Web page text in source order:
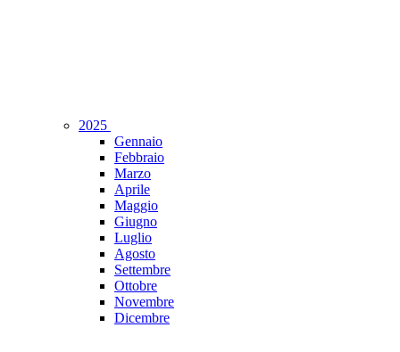
2025
Gennaio
Febbraio
Marzo
Aprile
Maggio
Giugno
Luglio
Agosto
Settembre
Ottobre
Novembre
Dicembre